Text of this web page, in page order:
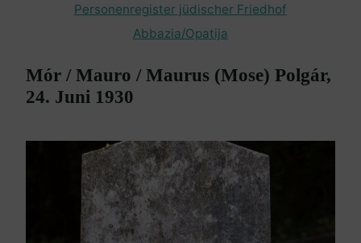
Personenregister jüdischer Friedhof
Abbazia/Opatija
Mór / Mauro / Maurus (Mose) Polgár,
24. Juni 1930